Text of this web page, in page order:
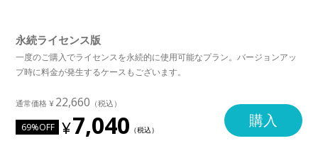
永続ライセンス版
一度のご購入でライセンスを永続的に使用可能なプラン。バージョンアッ
プ時に料金が発生するケースもございます。
22,660
69%OFF 7,040 購入